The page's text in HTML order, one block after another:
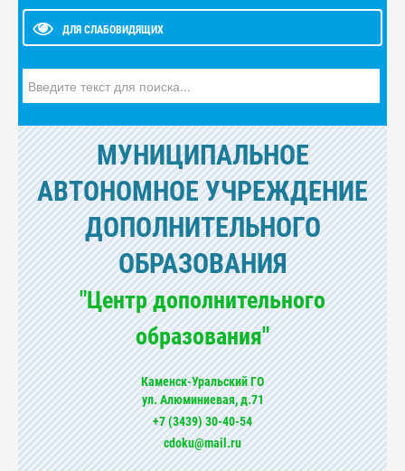
ДЛЯ СЛАБОВИДЯЩИХ
МУНИЦИПАЛЬНОЕ
АВТОНОМНОЕ УЧРЕЖДЕНИЕ
ДОПОЛНИТЕЛЬНОГО
ОБРАЗОВАНИЯ
"Центр дополнительного
образования"
Каменск-Уральский ГО
ул. Алюминиевая, д.71
+7 (3439) 30-40-54
cdoku@mail.ru